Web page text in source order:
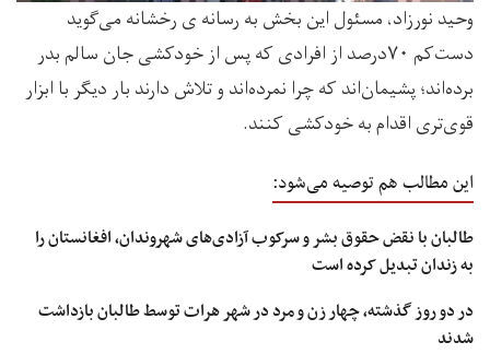
وحید نورزاد، مسئول این بخش به رسانه ی رخشانه می‌گوید
دست‌کم ۷۰درصد از افرادی که پس از خودکشی جان سالم بدر
برده‌اند؛ پشیمان‌اند که چرا نمرده‌اند و تلاش دارند بار دیگر با ابزار
قوی‌تری اقدام به خودکشی کنند.
این مطالب هم توصیه می‌شود:
طالبان با نقض حقوق بشر و سرکوب آزادی‌های شهروندان، افغانستان را
به زندان تبدیل کرده است
در دو روز گذشته، چهار زن و مرد در شهر هرات توسط طالبان بازداشت
شدند